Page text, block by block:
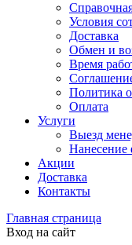
Условия
Доставка
Обмен и
Время
Политика
Оплата
Услуги
Выезд
Акции
Доставка
Контакты
Главная страница
Вход на сайт